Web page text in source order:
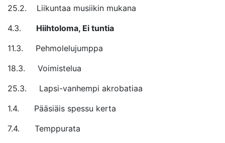
25.2. Liikuntaa musiikin mukana
4.3. Hiihtoloma, Ei tuntia
11.3. Pehmolelujumppa
18.3. Voimistelua
25.3. Lapsi-vanhempi akrobatiaa
1.4. Pääsiäis spessu kerta
7.4. Temppurata